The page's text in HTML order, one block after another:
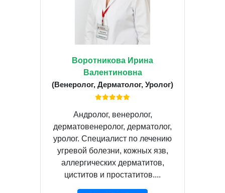
Воротникова Ирина
Валентиновна
(Венеролог, Дерматолог, Уролог)
Андролог, венеролог,
дерматовенеролог, дерматолог,
уролог. Специалист по лечению
угревой болезни, кожных язв,
аллергических дерматитов,
циститов и простатитов....